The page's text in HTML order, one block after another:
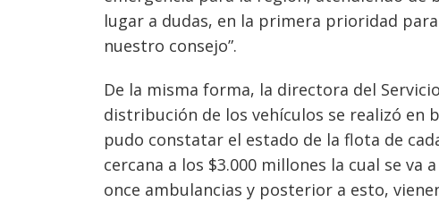
lugar a dudas, en la primera prioridad
nuestro consejo”.
De la misma forma, la directora del
distribución de los vehículos se realizó en
pudo constatar el estado de la flota de
cercana a los $3.000 millones la cual se
once ambulancias y posterior a esto,